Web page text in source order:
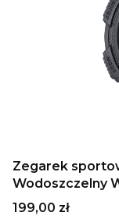
Zegarek
Wodoszczelny
Cena
199,00 zł